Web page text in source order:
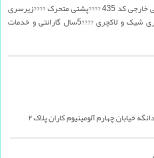
????صندلی جک پدالی خارجی کد 435 ????پشتی متحرک ????زیرسری
قابل تنظیم ????ظاهری شیک و لاکچری ????5سال گارانتی و خدمات
خیابان چهارم آلومینیوم کاران پلاک ۲